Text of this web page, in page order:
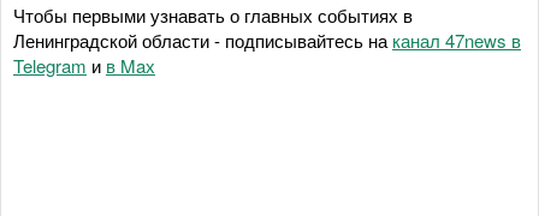
Чтобы первыми узнавать о главных событиях в
Ленинградской области - подписывайтесь на канал 47news в
Telegram и в Maх